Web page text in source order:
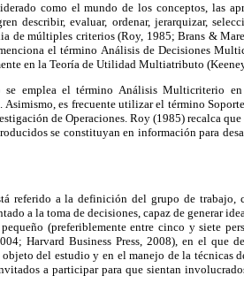
como el mundo de los conceptos, las
describir, evaluar, ordenar, jerarquizar,
de múltiples criterios (Roy, 1985; Brans &
el término Análisis de Decisiones
en la Teoría de Utilidad Multiatributo
emplea el término Análisis Multicriterio
es frecuente utilizar el término
de Operaciones. Roy (1985) recalca
se constituyan en información para
referido a la definición del grupo de trabajo,
a la toma de decisiones, capaz de generar
(preferiblemente entre cinco y siete
Harvard Business Press, 2008), en el que
del estudio y en el manejo de la técnicas
a participar para que sientan